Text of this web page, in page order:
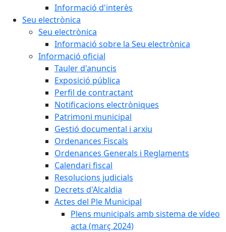
Informació d'interès
Seu electrònica
Seu electrònica
Informació sobre la Seu electrònica
Informació oficial
Tauler d'anuncis
Exposició pública
Perfil de contractant
Notificacions electròniques
Patrimoni municipal
Gestió documental i arxiu
Ordenances Fiscals
Ordenances Generals i Reglaments
Calendari fiscal
Resolucions judicials
Decrets d'Alcaldia
Actes del Ple Municipal
Plens municipals amb sistema de vídeo
acta (març 2024)